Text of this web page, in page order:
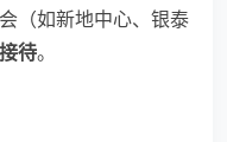
（如新地中心、银泰
待。